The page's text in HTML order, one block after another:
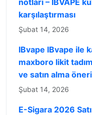
karşılaştırması
Şubat 14, 2026
IBvape IBvape ile
maxboro likit
ve satın alma
Şubat 14, 2026
E-Sigara 2026